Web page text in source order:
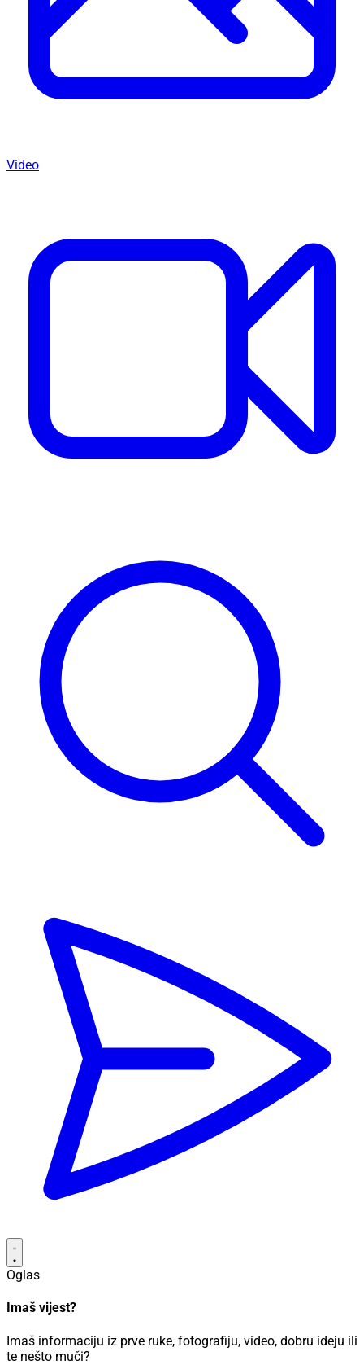
Video
Oglas
Imaš vijest?
Imaš informaciju iz prve ruke, fotografiju, video, dobru ideju ili
te nešto muči?